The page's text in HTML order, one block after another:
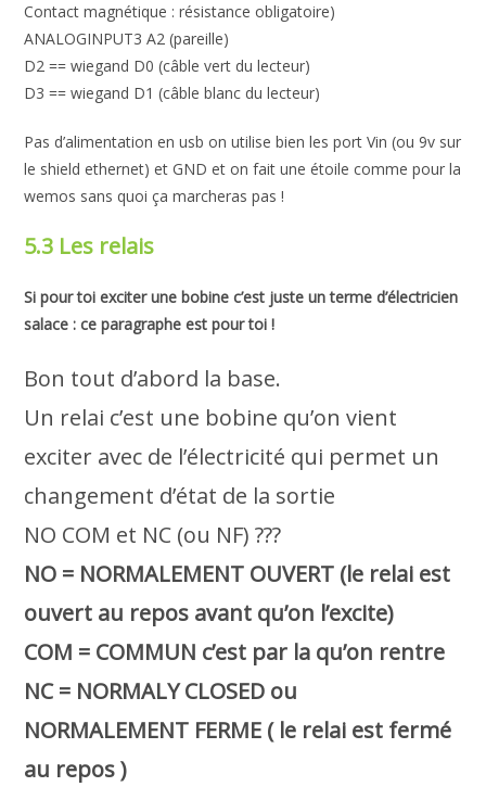
Contact magnétique : résistance obligatoire)
ANALOGINPUT3 A2 (pareille)
D2 == wiegand D0 (câble vert du lecteur)
D3 == wiegand D1 (câble blanc du lecteur)
Pas d’alimentation en usb on utilise bien les port Vin (ou 9v sur
le shield ethernet) et GND et on fait une étoile comme pour la
wemos sans quoi ça marcheras pas !
5.3 Les relais
Si pour toi exciter une bobine c’est juste un terme d’électricien
salace : ce paragraphe est pour toi !
Bon tout d’abord la base.
Un relai c’est une bobine qu’on vient
exciter avec de l’électricité qui permet un
changement d’état de la sortie
NO COM et NC (ou NF) ???
NO = NORMALEMENT OUVERT (le relai est
ouvert au repos avant qu’on l’excite)
COM = COMMUN c’est par la qu’on rentre
NC = NORMALY CLOSED ou
NORMALEMENT FERME ( le relai est fermé
au repos )